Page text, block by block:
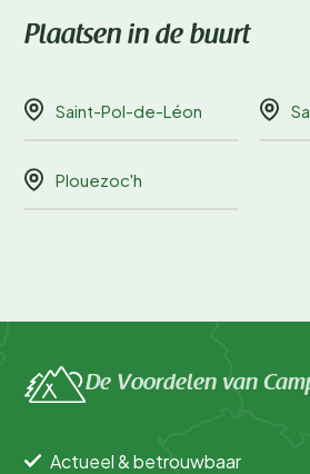
Plaatsen in de buurt
Saint-Pol-de-Léon
Plouezoc'h
De Voordelen van
Actueel & betrouwbaar